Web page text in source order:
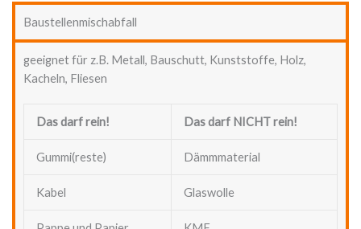
Baustellenmischabfall
geeignet für z.B. Metall, Bauschutt, Kunststoffe, Holz,
Kacheln, Fliesen
Das darf rein! Das darf NICHT rein!
Gummi(reste) Dämmmaterial
Kabel Glaswolle